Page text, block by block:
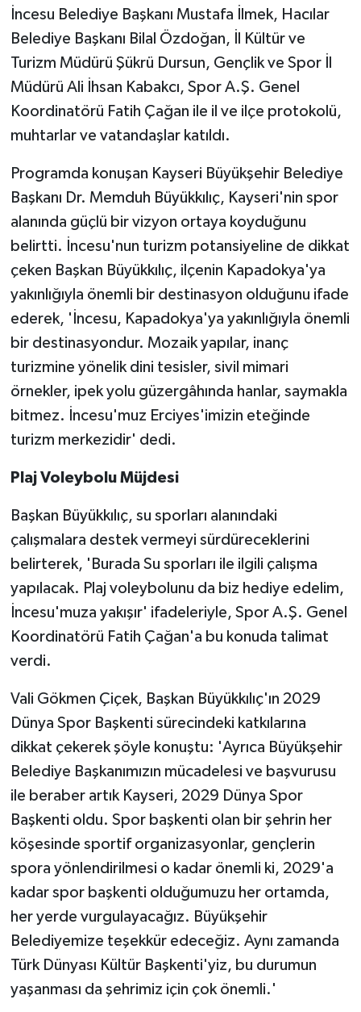
İncesu Belediye Başkanı Mustafa İlmek, Hacılar
Belediye Başkanı Bilal Özdoğan, İl Kültür ve
Turizm Müdürü Şükrü Dursun, Gençlik ve Spor İl
Müdürü Ali İhsan Kabakcı, Spor A.Ş. Genel
Koordinatörü Fatih Çağan ile il ve ilçe protokolü,
muhtarlar ve vatandaşlar katıldı.
Programda konuşan Kayseri Büyükşehir Belediye
Başkanı Dr. Memduh Büyükkılıç, Kayseri'nin spor
alanında güçlü bir vizyon ortaya koyduğunu
belirtti. İncesu'nun turizm potansiyeline de dikkat
çeken Başkan Büyükkılıç, ilçenin Kapadokya'ya
yakınlığıyla önemli bir destinasyon olduğunu ifade
ederek, 'İncesu, Kapadokya'ya yakınlığıyla önemli
bir destinasyondur. Mozaik yapılar, inanç
turizmine yönelik dini tesisler, sivil mimari
örnekler, ipek yolu güzergâhında hanlar, saymakla
bitmez. İncesu'muz Erciyes'imizin eteğinde
turizm merkezidir' dedi.
Plaj Voleybolu Müjdesi
Başkan Büyükkılıç, su sporları alanındaki
çalışmalara destek vermeyi sürdüreceklerini
belirterek, 'Burada Su sporları ile ilgili çalışma
yapılacak. Plaj voleybolunu da biz hediye edelim,
İncesu'muza yakışır' ifadeleriyle, Spor A.Ş. Genel
Koordinatörü Fatih Çağan'a bu konuda talimat
verdi.
Vali Gökmen Çiçek, Başkan Büyükkılıç'ın 2029
Dünya Spor Başkenti sürecindeki katkılarına
dikkat çekerek şöyle konuştu: 'Ayrıca Büyükşehir
Belediye Başkanımızın mücadelesi ve başvurusu
ile beraber artık Kayseri, 2029 Dünya Spor
Başkenti oldu. Spor başkenti olan bir şehrin her
köşesinde sportif organizasyonlar, gençlerin
spora yönlendirilmesi o kadar önemli ki, 2029'a
kadar spor başkenti olduğumuzu her ortamda,
her yerde vurgulayacağız. Büyükşehir
Belediyemize teşekkür edeceğiz. Aynı zamanda
Türk Dünyası Kültür Başkenti'yiz, bu durumun
yaşanması da şehrimiz için çok önemli.'